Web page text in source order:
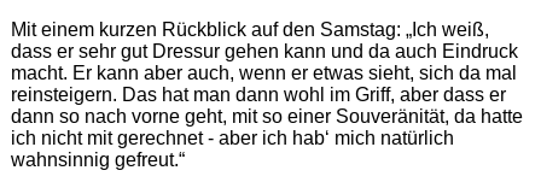
Mit einem kurzen Rückblick auf den Samstag: „Ich weiß,
dass er sehr gut Dressur gehen kann und da auch Eindruck
macht. Er kann aber auch, wenn er etwas sieht, sich da mal
reinsteigern. Das hat man dann wohl im Griff, aber dass er
dann so nach vorne geht, mit so einer Souveränität, da hatte
ich nicht mit gerechnet - aber ich hab‘ mich natürlich
wahnsinnig gefreut.“